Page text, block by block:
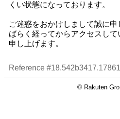
くい状態になっております。
ご迷惑をおかけしまして誠に
ばらく経ってからアクセスし
申し上げます。
Reference
© Rakuten